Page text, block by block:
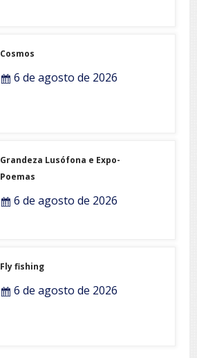
Cosmos
6 de agosto de 2026
Grandeza Lusófona e Expo-
Poemas
6 de agosto de 2026
Fly fishing
6 de agosto de 2026